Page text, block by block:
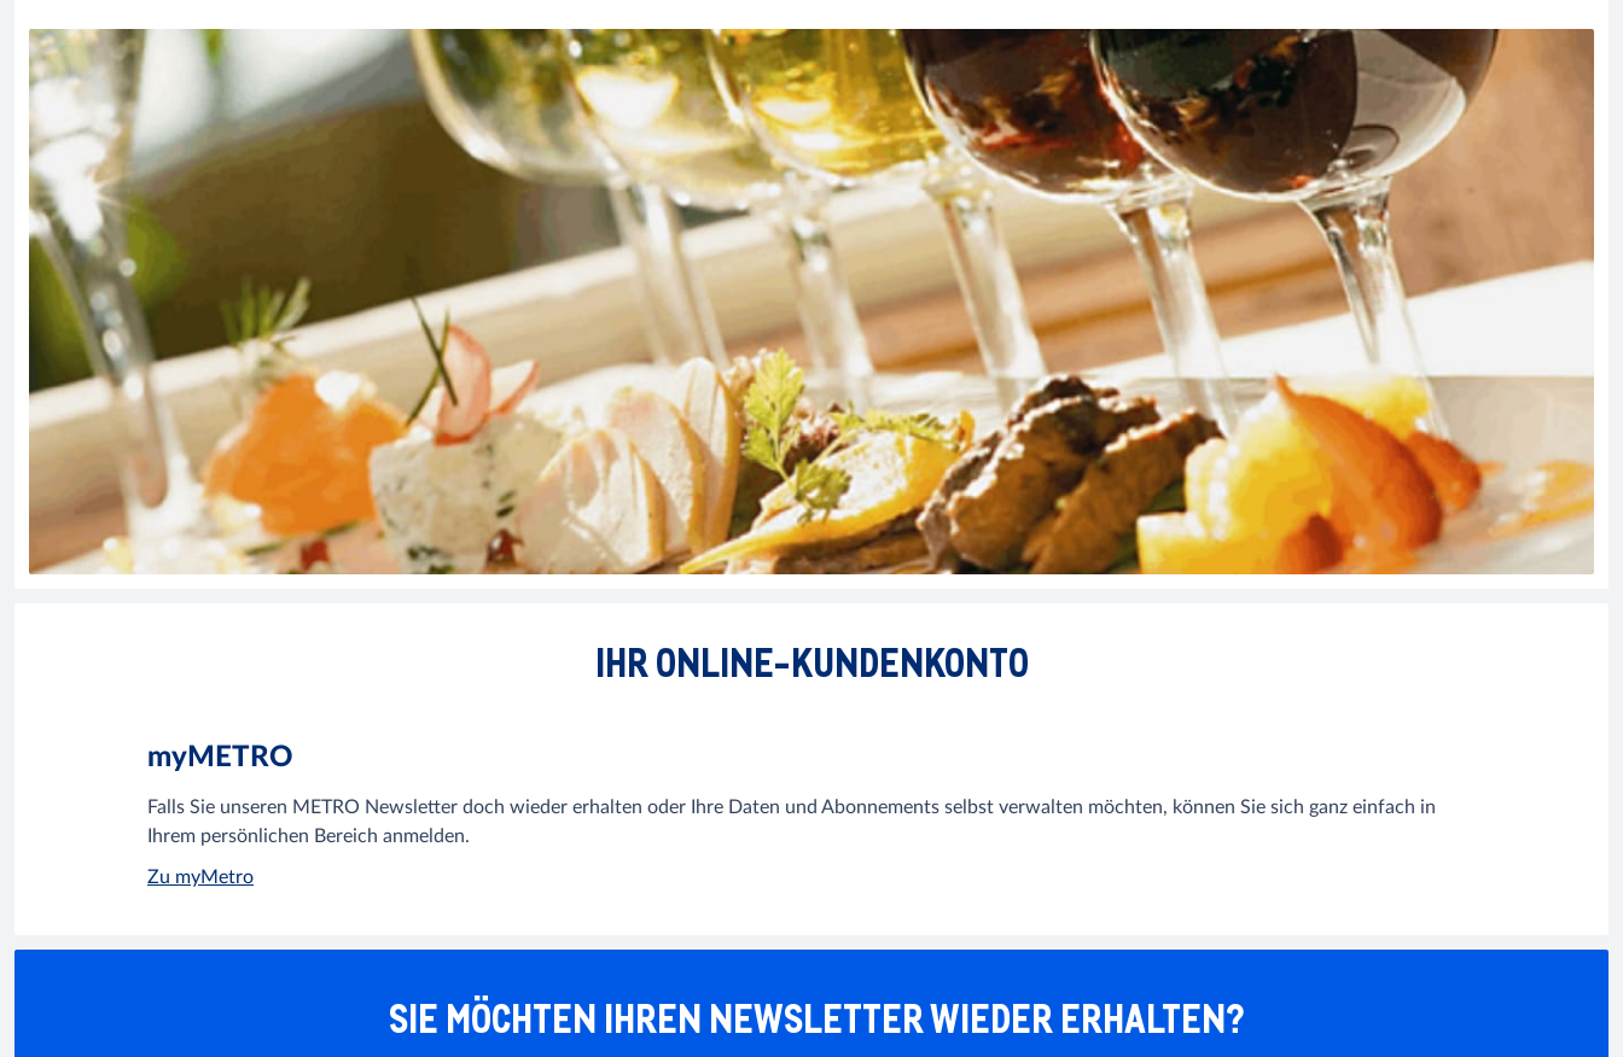
IHR ONLINE-KUNDENKONTO
myMETRO
Falls Sie unseren METRO Newsletter doch wieder erhalten oder Ihre Daten und Abonnements selbst verwalten möchten, können Sie sich ganz einfach in
Ihrem persönlichen Bereich anmelden.
Zu myMetro
SIE MÖCHTEN IHREN NEWSLETTER WIEDER ERHALTEN?